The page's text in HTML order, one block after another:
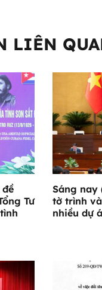
LIÊN
Tư
Sáng nay
tờ trình
nhiều dự